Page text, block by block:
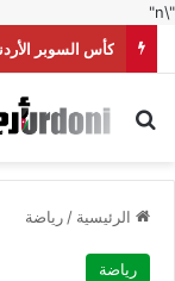
"\n"
بحث عن
الرئيسية /رياضة
رياضة